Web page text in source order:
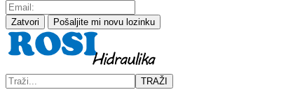
Zatvori Pošaljite mi novu lozinku
TRAŽI